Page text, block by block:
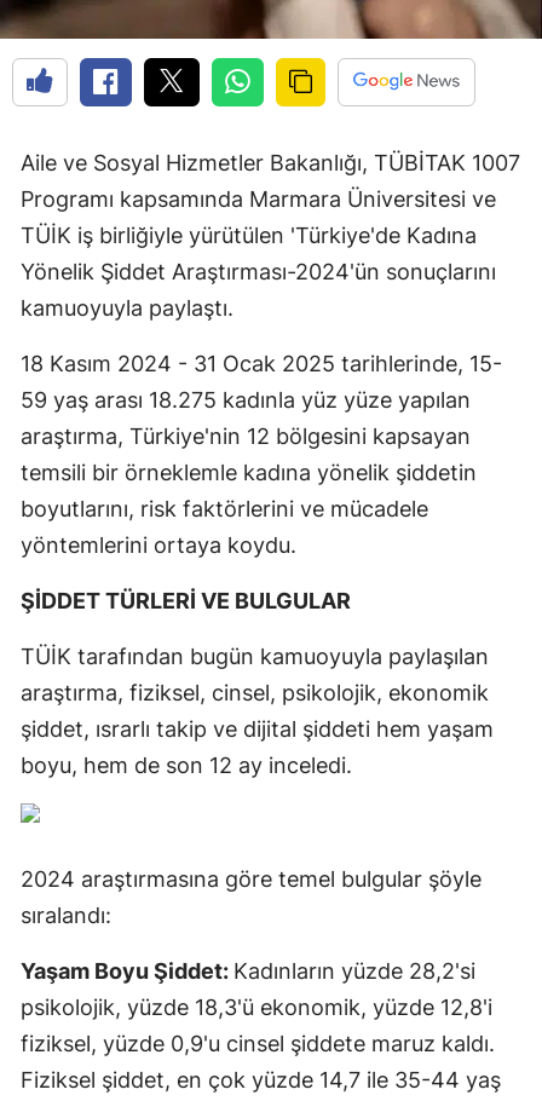
Aile ve Sosyal Hizmetler Bakanlığı, TÜBİTAK 1007
Programı kapsamında Marmara Üniversitesi ve
TÜİK iş birliğiyle yürütülen 'Türkiye'de Kadına
Yönelik Şiddet Araştırması-2024'ün sonuçlarını
kamuoyuyla paylaştı.
18 Kasım 2024 - 31 Ocak 2025 tarihlerinde, 15-
59 yaş arası 18.275 kadınla yüz yüze yapılan
araştırma, Türkiye'nin 12 bölgesini kapsayan
temsili bir örneklemle kadına yönelik şiddetin
boyutlarını, risk faktörlerini ve mücadele
yöntemlerini ortaya koydu.
ŞİDDET TÜRLERİ VE BULGULAR
TÜİK tarafından bugün kamuoyuyla paylaşılan
araştırma, fiziksel, cinsel, psikolojik, ekonomik
şiddet, ısrarlı takip ve dijital şiddeti hem yaşam
boyu, hem de son 12 ay inceledi.
2024 araştırmasına göre temel bulgular şöyle
sıralandı:
Yaşam Boyu Şiddet: Kadınların yüzde 28,2'si
psikolojik, yüzde 18,3'ü ekonomik, yüzde 12,8'i
fiziksel, yüzde 0,9'u cinsel şiddete maruz kaldı.
Fiziksel şiddet, en çok yüzde 14,7 ile 35-44 yaş